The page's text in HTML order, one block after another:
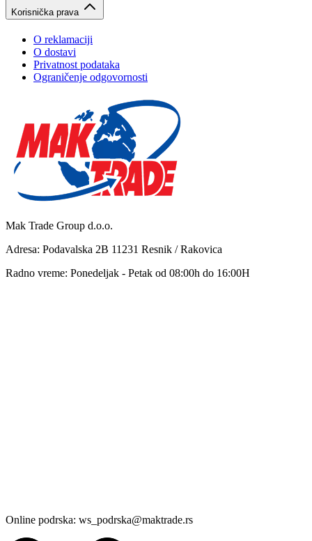
Korisnička prava
O reklamaciji
O dostavi
Privatnost podataka
Ograničenje odgovornosti
Mak Trade Group d.o.o.
Adresa: Podavalska 2B 11231 Resnik / Rakovica
Radno vreme: Ponedeljak - Petak od 08:00h do 16:00H
Online podrska: ws_podrska@maktrade.rs